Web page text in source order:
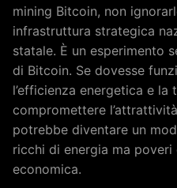
mining Bitcoin, non
infrastruttura strategica
statale. È un esperimento
di Bitcoin. Se dovesse
l’efficienza energetica e la
compromettere
potrebbe diventare un
ricchi di energia ma
economica.